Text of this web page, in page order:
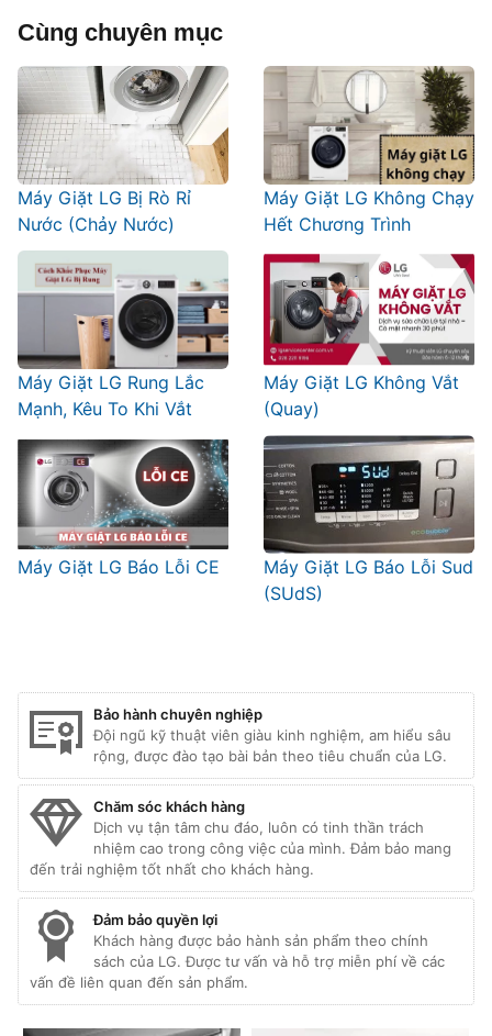
Cùng chuyên mục
Máy Giặt LG Bị Rò Rỉ
Nước (Chảy Nước)
Máy Giặt LG Không Chạy
Hết Chương Trình
Máy Giặt LG Rung Lắc
Mạnh, Kêu To Khi Vắt
Máy Giặt LG Không Vắt
(Quay)
Máy Giặt LG Báo Lỗi CE
Máy Giặt LG Báo Lỗi Sud
(SUdS)
Bảo hành chuyên nghiệp
Đội ngũ kỹ thuật viên giàu kinh nghiệm, am hiểu sâu
rộng, được đào tạo bài bản theo tiêu chuẩn của LG.
Chăm sóc khách hàng
Dịch vụ tận tâm chu đáo, luôn có tinh thần trách
nhiệm cao trong công việc của mình. Đảm bảo mang
đến trải nghiệm tốt nhất cho khách hàng.
Đảm bảo quyền lợi
Khách hàng được bảo hành sản phẩm theo chính
sách của LG. Được tư vấn và hỗ trợ miễn phí về các
vấn đề liên quan đến sản phẩm.